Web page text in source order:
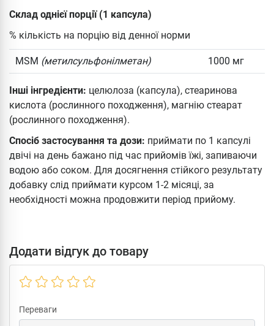
Склад однієї порції (1 капсула)
% кількість на порцію від денної норми
MSM (метилсульфонілметан) 1000 мг
Інші інгредієнти: целюлоза (капсула), стеаринова
кислота (рослинного походження), магнію стеарат
(рослинного походження).
Спосіб застосування та дози: приймати по 1 капсулі
двічі на день бажано під час прийомів їжі, запиваючи
водою або соком. Для досягнення стійкого результату
добавку слід приймати курсом 1-2 місяці, за
необхідності можна продовжити період прийому.
Додати відгук до товару
Переваги